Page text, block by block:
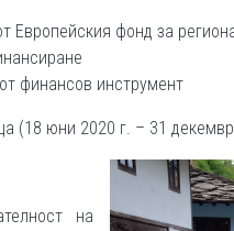
Европейския фонд за
финансов инструмент
(18 юни 2020 г. – 31
на